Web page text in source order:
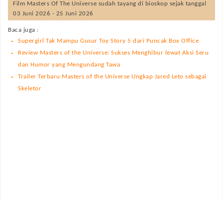
Film Masters Of The Universe sudah tayang di bioskop sejak tanggal
03 Juni 2026 - 25 Juni 2026
Baca juga :
Supergirl Tak Mampu Gusur Toy Story 5 dari Puncak Box Office
Review Masters of the Universe: Sukses Menghibur lewat Aksi Seru
dan Humor yang Mengundang Tawa
Trailer Terbaru Masters of the Universe Ungkap Jared Leto sebagai
Skeletor